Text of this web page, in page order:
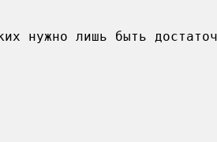
нужно лишь быть